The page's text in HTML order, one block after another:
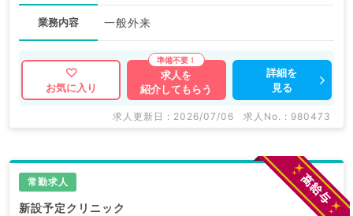
業務内容 一般外来
お気に入り
求人を
紹介してもらう
詳細を
見る
求人更新日 : 2026/07/06 求人No. : 980473
常勤求人
新設予定クリニック